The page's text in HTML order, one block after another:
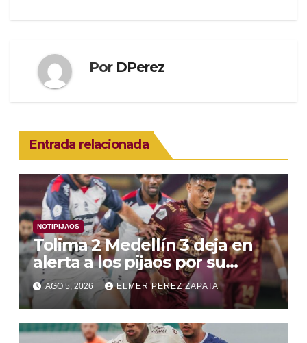
Por DPerez
Entrada relacionada
NOTIPIJAOS
Tolima 2 Medellín 3 deja en
alerta a los pijaos por su
fútbol irregular
AGO 5, 2026 ELMER PEREZ ZAPATA